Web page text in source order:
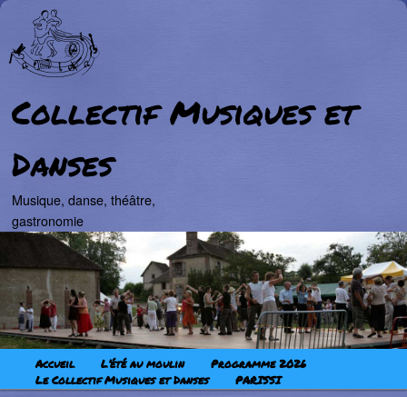
Collectif Musiques et
Danses
Musique, danse, théâtre,
gastronomie
Menu principalAller au contenu principal
Aller au contenu secondaire
Accueil L’été au moulin
Programme 2026
Le Collectif Musiques et Danses
PARISSI